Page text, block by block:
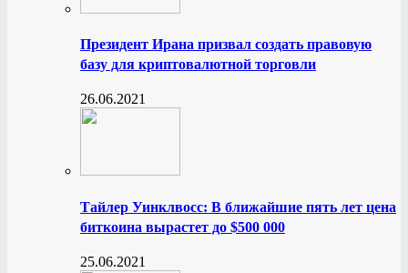
Президент Ирана призвал создать правовую
базу для криптовалютной торговли
26.06.2021
Тайлер Уинклвосс: В ближайшие пять лет цена
биткоина вырастет до $500 000
25.06.2021